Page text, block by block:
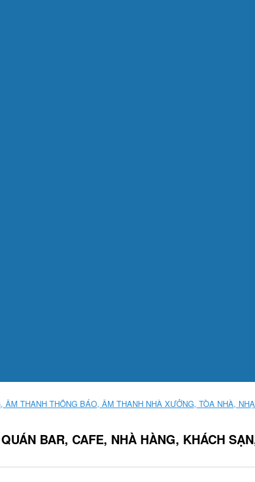
ÂM THANH THÔNG BÁO, ÂM THANH NHÀ XƯỞNG, TÒA NHÀ,
BAR, CAFE, NHÀ HÀNG, KHÁCH